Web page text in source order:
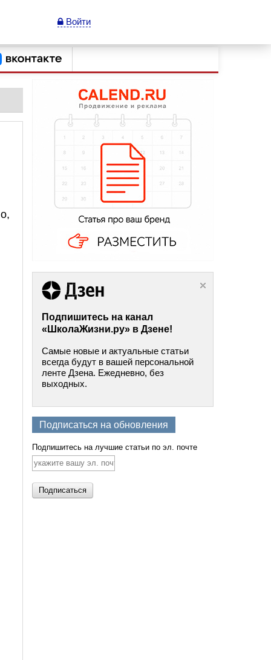
Войти
Подпишитесь на канал
«ШколаЖизни.ру» в Дзене!
Самые новые и актуальные статьи
всегда будут в вашей персональной
ленте Дзена. Ежедневно, без
выходных.
Подписаться на обновления
Подпишитесь на лучшие статьи по эл. почте